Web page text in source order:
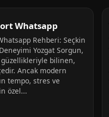
Whatsapp
Rehberi: Seçkin
Yozgat Sorgun,
bilinen,
Ancak modern
tempo, stres ve
özel...